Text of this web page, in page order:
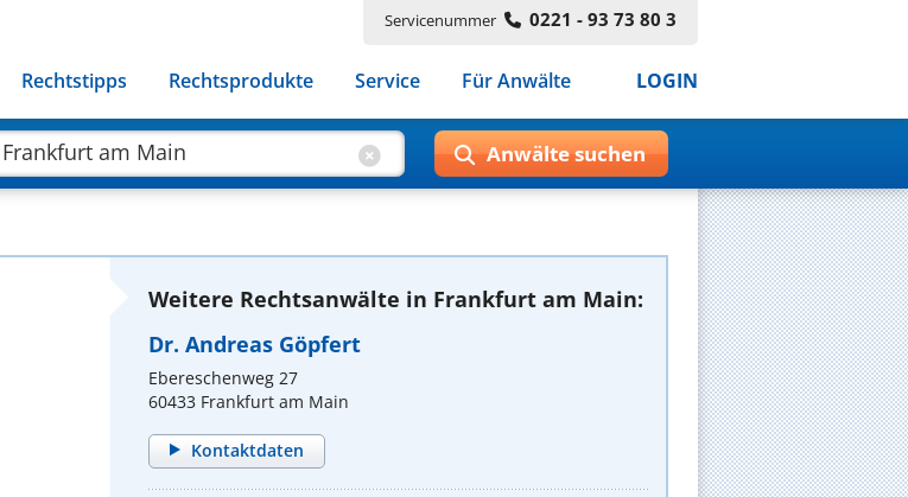
Servicenummer 0221 - 93 73 80 3
Rechtstipps Rechtsprodukte Service Für Anwälte LOGIN
Weitere Rechtsanwälte in Frankfurt am Main:
Dr. Andreas Göpfert
Ebereschenweg 27
60433 Frankfurt am Main
Kontaktdaten